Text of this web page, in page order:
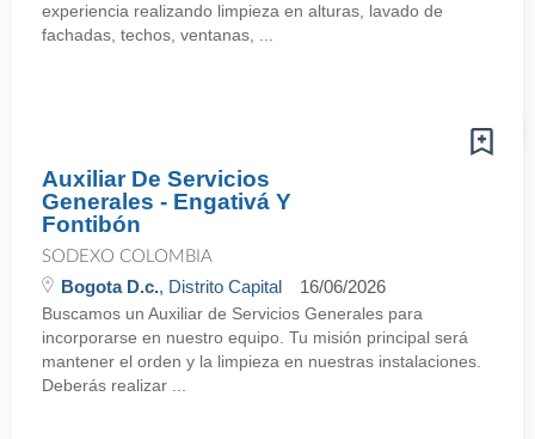
experiencia realizando limpieza en alturas, lavado de
fachadas, techos, ventanas, ...
Auxiliar De Servicios
Generales - Engativá Y
Fontibón
SODEXO COLOMBIA
Bogota D.c., Distrito Capital 16/06/2026
Buscamos un Auxiliar de Servicios Generales para
incorporarse en nuestro equipo. Tu misión principal será
mantener el orden y la limpieza en nuestras instalaciones.
Deberás realizar ...